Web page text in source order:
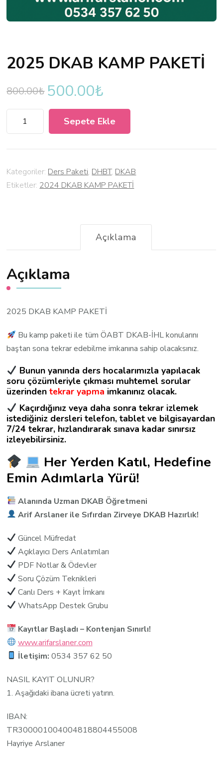
2025 DKAB KAMP PAKETİ
800.00₺ Orijinal
fiyat:
800.00₺.
500.00₺
andaki
fiyat:
500.00₺.
adet
Sepete Ekle
Kategoriler: Ders Paketi, DHBT, DKAB
Etiketler: 2024 DKAB KAMP PAKETİ
Açıklama
Açıklama
2025 DKAB KAMP PAKETİ
Bu kamp paketi ile tüm ÖABT DKAB-İHL konularını
baştan sona tekrar edebilme imkanına sahip olacaksınız.
Bunun yanında ders hocalarımızla yapılacak
soru çözümleriyle çıkması muhtemel sorular
üzerindentekrar yapma imkanınız olacak.
Kaçırdığınız veya daha sonra tekrar izlemek
istediğiniz dersleri telefon, tablet ve bilgisayardan
7/24 tekrar, hızlandırarak sınava kadar sınırsız
izleyebilirsiniz.
Her Yerden Katıl, Hedefine
Emin Adımlarla Yürü!
Alanında Uzman DKAB Öğretmeni
Arif Arslaner ile Sıfırdan Zirveye DKAB Hazırlık!
Güncel Müfredat
Açıklayıcı Ders Anlatımları
PDF Notlar & Ödevler
Soru Çözüm Teknikleri
Canlı Ders + Kayıt İmkanı
WhatsApp Destek Grubu
Kayıtlar Başladı – Kontenjan Sınırlı!
www.arifarslaner.com
İletişim: 0534 357 62 50
NASIL KAYIT OLUNUR?
1. Aşağıdaki ibana ücreti yatırın.
IBAN:
TR300001004004818804455008
Hayriye Arslaner